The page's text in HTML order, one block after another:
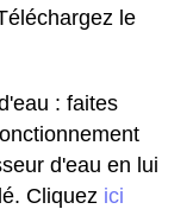
le
: faites
d'eau en lui
Cliquez ici